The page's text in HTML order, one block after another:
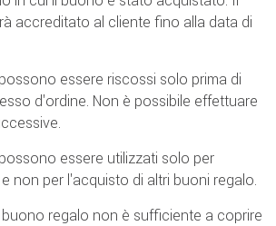
accreditato al cliente fino alla data di
essere riscossi solo prima di
d'ordine. Non è possibile effettuare
essere utilizzati solo per
non per l'acquisto di altri buoni regalo.
buono regalo non è sufficiente a coprire